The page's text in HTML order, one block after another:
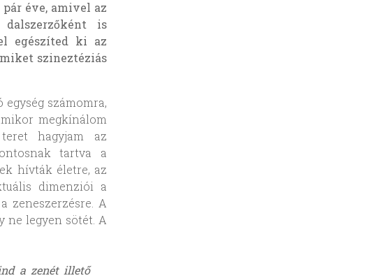
éve, amivel az
is
egészíted ki az
szineztéziás
számomra,
megkínálom
hagyjam az
tartva a
hívták életre, az
dimenziói a
zeneszerzésre. A
ne legyen sötét. A
a zenét illető